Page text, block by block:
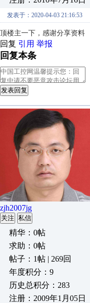
发表于：2020-04-03 21:16:53
顶楼主一下，感谢分享资料
回复 引用 举报
回复本条
发表回复
zjh2007jg
关注 私信
精华：0帖
求助：0帖
帖子：1帖 | 269回
年度积分：9
历史总积分：283
注册：2009年1月05日